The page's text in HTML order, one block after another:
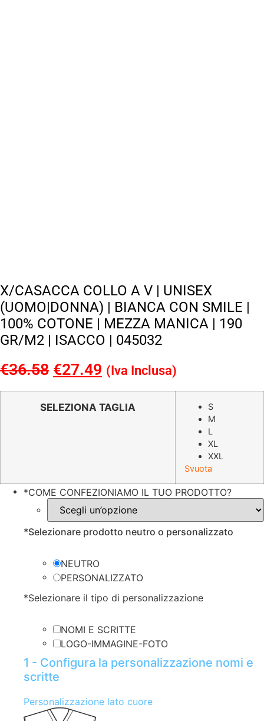
X/CASACCA COLLO A V | UNISEX
(UOMO|DONNA) | BIANCA CON SMILE |
100% COTONE | MEZZA MANICA | 190
GR/M2 | ISACCO | 045032
€36.58 Il
prezzo
originale
€27.49 Il
prezzo
attuale
(Iva Inclusa)
SELEZIONA TAGLIA
S
M
L
XL
XXL
Svuota
*COME CONFEZIONIAMO IL TUO PRODOTTO?
*Selezionare prodotto neutro o personalizzato
NEUTRO
PERSONALIZZATO
*Selezionare il tipo di personalizzazione
NOMI E SCRITTE
LOGO-IMMAGINE-FOTO
1 - Configura la personalizzazione nomi e
scritte
Personalizzazione lato cuore